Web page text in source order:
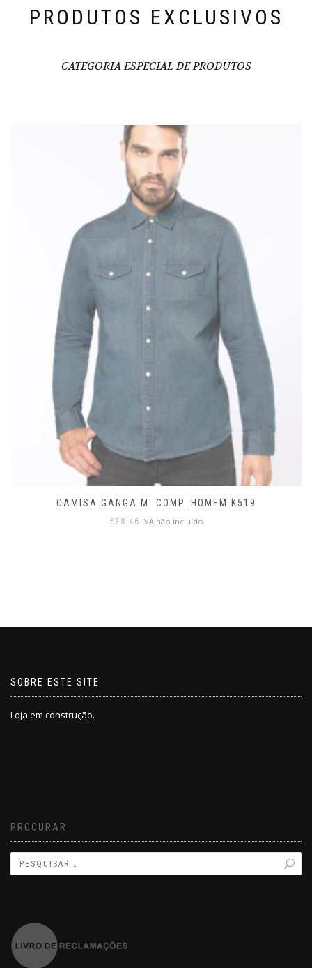
PRODUTOS EXCLUSIVOS
CATEGORIA ESPECIAL DE PRODUTOS
CAMISA GANGA M. COMP. HOMEM K519
€38,46 IVA não incluído
SOBRE ESTE SITE
Loja em construção.
PROCURAR